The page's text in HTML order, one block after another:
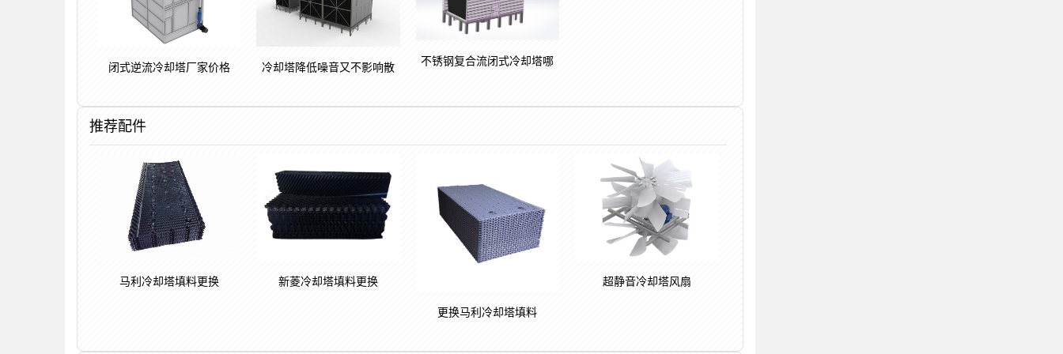
闭式逆流冷却塔厂家价格 冷却塔降低噪音又不影响散 不锈钢复合流闭式冷却塔哪
推荐配件
马利冷却塔填料更换 新菱冷却塔填料更换
更换马利冷却塔填料
超静音冷却塔风扇